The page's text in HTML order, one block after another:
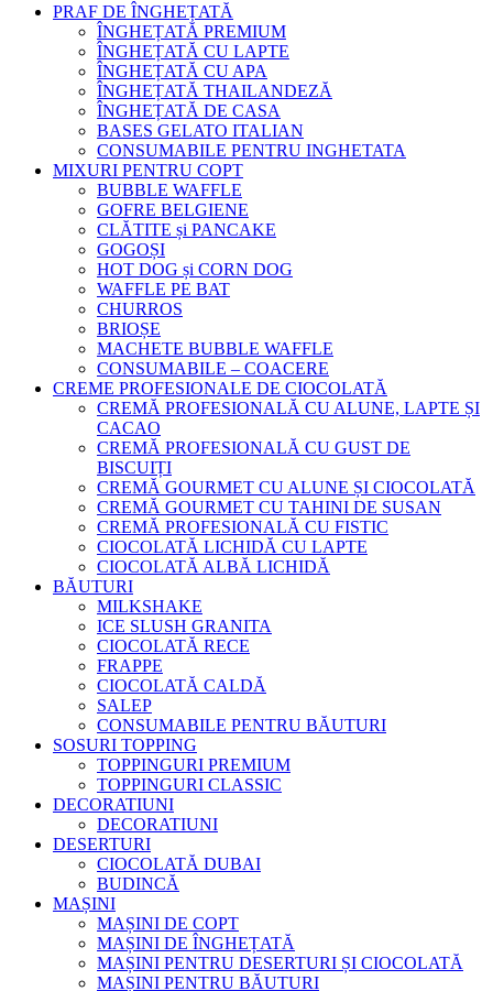
PRAF DE ÎNGHEȚATĂ
ÎNGHEȚATĂ PREMIUM
ÎNGHEȚATĂ CU LAPTE
ÎNGHEȚATĂ CU APA
ÎNGHEȚATĂ THAILANDEZĂ
ÎNGHEȚATĂ DE CASA
BASES GELATO ITALIAN
CONSUMABILE PENTRU INGHETATA
MIXURI PENTRU COPT
BUBBLE WAFFLE
GOFRE BELGIENE
CLĂTITE și PANCAKE
GOGOȘI
HOT DOG și CORN DOG
WAFFLE PE BAT
CHURROS
BRIOȘE
MACHETE BUBBLE WAFFLE
CONSUMABILE – COACERE
CREME PROFESIONALE DE CIOCOLATĂ
CREMĂ PROFESIONALĂ CU ALUNE, LAPTE ȘI
CACAO
CREMĂ PROFESIONALĂ CU GUST DE
BISCUIȚI
CREMĂ GOURMET CU ALUNE ȘI CIOCOLATĂ
CREMĂ GOURMET CU TAHINI DE SUSAN
CREMĂ PROFESIONALĂ CU FISTIC
CIOCOLATĂ LICHIDĂ CU LAPTE
CIOCOLATĂ ALBĂ LICHIDĂ
BĂUTURI
MILKSHAKE
ICE SLUSH GRANITA
CIOCOLATĂ RECE
FRAPPE
CIOCOLATĂ CALDĂ
SALEP
CONSUMABILE PENTRU BĂUTURI
SOSURI TOPPING
TOPPINGURI PREMIUM
TOPPINGURI CLASSIC
DECORATIUNI
DECORATIUNI
DESERTURI
CIOCOLATĂ DUBAI
BUDINCĂ
MAȘINI
MAȘINI DE COPT
MAȘINI DE ÎNGHEȚATĂ
MAȘINI PENTRU DESERTURI ȘI CIOCOLATĂ
MAȘINI PENTRU BĂUTURI